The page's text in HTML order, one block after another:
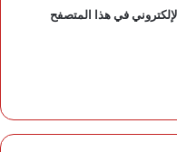
في هذا المتصفح